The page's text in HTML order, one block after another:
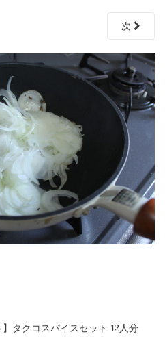
次
タクコスパイスセット 12人分